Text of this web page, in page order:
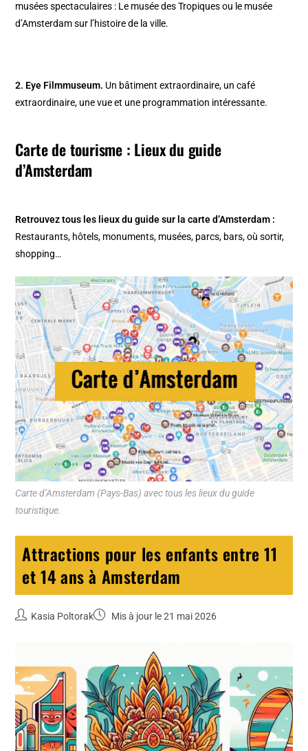
musées spectaculaires : Le musée des Tropiquesou le musée
d’Amsterdamsur l’histoire de la ville.
2. Eye Filmmuseum. Un bâtiment extraordinaire, un café
extraordinaire, une vue et une programmation intéressante.
Carte de tourisme : Lieux du guide
d’Amsterdam
Retrouvez tous les lieux du guide sur lacarte d’Amsterdam :
Restaurants, hôtels, monuments, musées, parcs, bars, où sortir,
shopping…
Carte d’Amsterdam (Pays-Bas) avec tous les lieux du guide
touristique.
Attractions pour les enfants entre 11
et 14 ans à Amsterdam
Kasia Poltorak Mis à jour le 21 mai 2026